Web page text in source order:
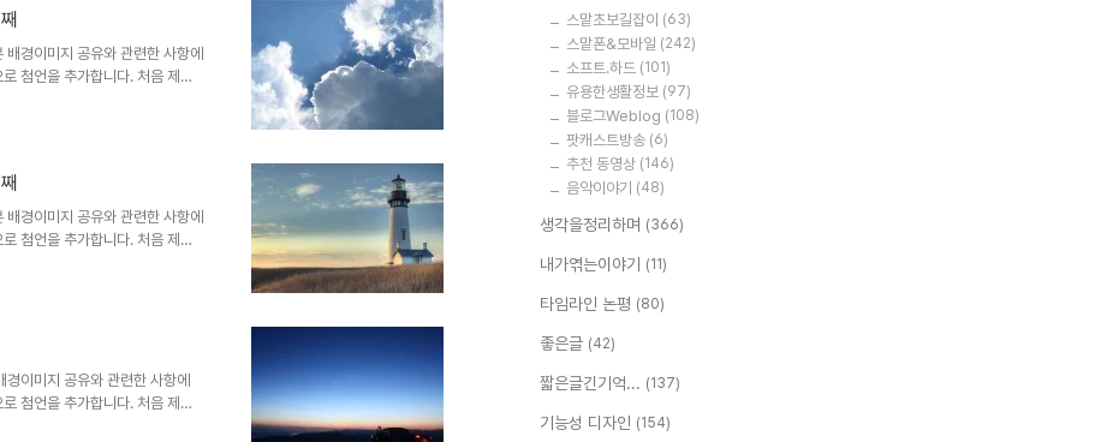
미지 출처: interfacelift.com ▣
모음 ▣ ☆..
경이미지 공유와 관련한 사항에
첨언을 추가합니다. 처음 제안
게 되면서 이미지 공유를 생각했
미지 출처: interfacelift.com ▣
모음 ▣ ☆..
경이미지 공유와 관련한 사항에
첨언을 추가합니다. 처음 제안
게 되면서 이미지 공유를 생각했
미지 출처: interfacelift.com ▣
모음 ▣ ☆..
이미지 공유와 관련한 사항에
첨언을 추가합니다. 처음 제안
게 되면서 이미지 공유를 생각했
스맡초보길잡이 (63)
스맡폰&모바일 (242)
소프트.하드 (101)
유용한생활정보 (97)
블로그Weblog (108)
팟캐스트방송 (6)
추천 동영상 (146)
음악이야기 (48)
생각을정리하며 (366)
내가엮는이야기 (11)
타임라인 논평 (80)
좋은글 (42)
짧은글긴기억... (137)
기능성 디자인 (154)